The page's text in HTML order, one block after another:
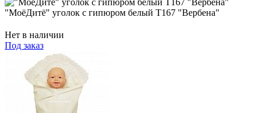
"МоёДитё" уголок с гипюром белый Т167 "Вербена"
Нет в наличии
Под заказ